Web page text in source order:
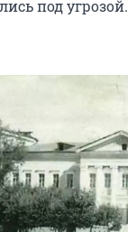
под угрозой.